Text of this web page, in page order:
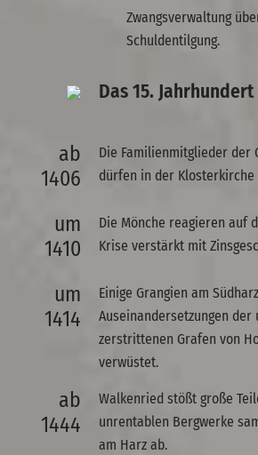
Zwangsverwaltung
Schuldentilgung.
Das 15. Jahrhundert
ab
1406
Die Familienmitglieder der
dürfen in der
um
1410
Die Mönche reagieren auf
Krise verstärkt mit
um
1414
Einige Grangien am
Auseinandersetzungen
zerstrittenen Grafen von
verwüstet.
ab
1444
Walkenried stößt große
unrentablen Bergwerke
am Harz ab.